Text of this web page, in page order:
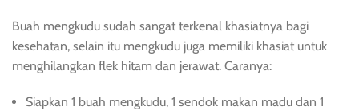
Buah mengkudu sudah sangat terkenal khasiatnya bagi
kesehatan, selain itu mengkudu juga memiliki khasiat untuk
menghilangkan flek hitam dan jerawat. Caranya:
Siapkan 1 buah mengkudu, 1 sendok makan madu dan 1